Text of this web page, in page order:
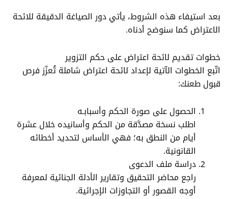
بعد استيفاء هذه الشروط، يأتي دور الصياغة الدقيقة للائحة
الاعتراض كما سنوضح أدناه.
خطوات تقديم لائحة اعتراض على حكم التزوير
اتّبع الخطوات الآتية لإعداد لائحة اعتراض شاملة تُعزّز فرص
قبول طعنك:
الحصول على صورة الحكم وأسبابـه
اطلب نسخة مصدَّقة من الحكم وأسانيده خلال عشرة
أيام من النطق به؛ فهي الأساس لتحديد أخطائه
القانونية.
دراسة ملف الدعوى
راجع محاضر التحقيق وتقارير الأدلة الجنائية لمعرفة
أوجه القصور أو التجاوزات الإجرائية.